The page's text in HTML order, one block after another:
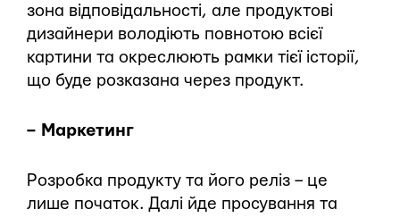
зона відповідальності, але продуктові
дизайнери володіють повнотою всієї
картини та окреслюють рамки тієї історії,
що буде розказана через продукт.
– Маркетинг
Розробка продукту та його реліз – це
лише початок. Далі йде просування та